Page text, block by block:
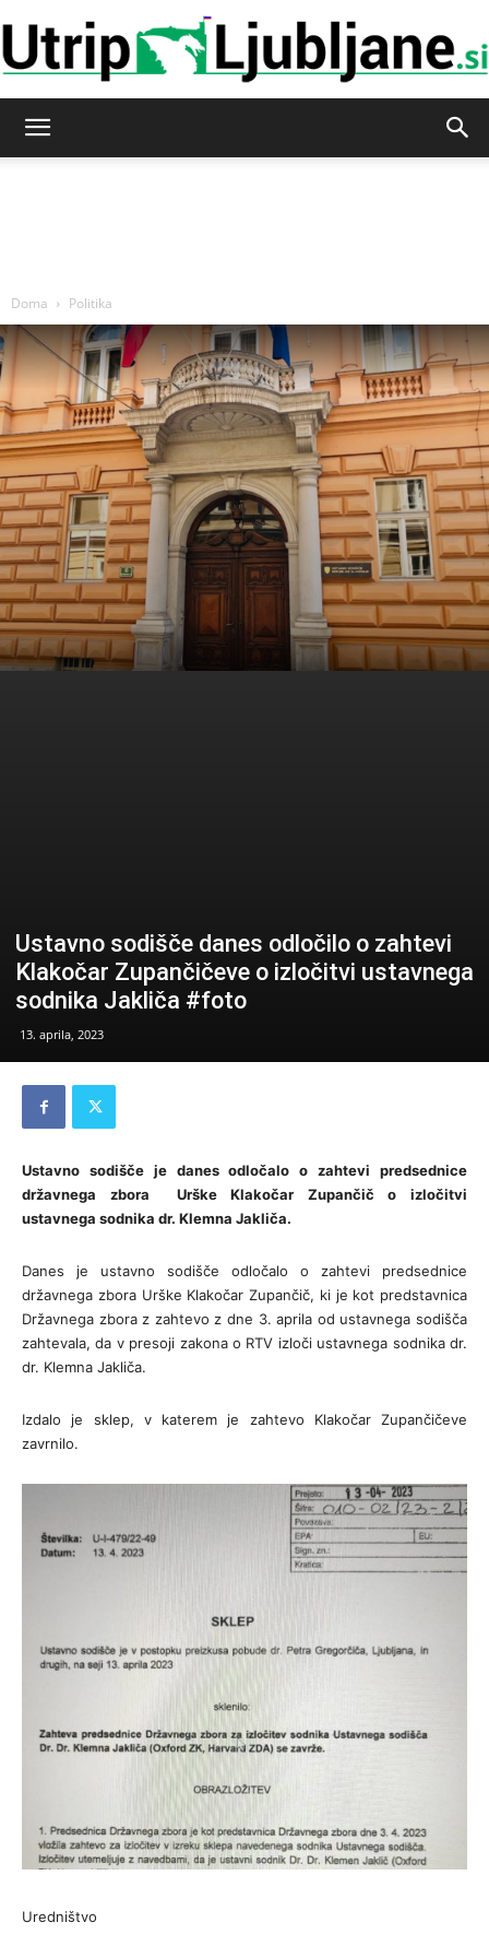
Doma Politika
Ustavno sodišče danes odločilo o zahtevi
Klakočar Zupančičeve o izločitvi ustavnega
sodnika Jakliča #foto
13. aprila, 2023
Ustavno sodišče je danes odločalo o zahtevi predsednice
državnega zbora Urške Klakočar Zupančič o izločitvi
ustavnega sodnika dr. Klemna Jakliča.
Danes je ustavno sodišče odločalo o zahtevi predsednice
državnega zbora Urške Klakočar Zupančič, ki je kot predstavnica
Državnega zbora z zahtevo z dne 3. aprila od ustavnega sodišča
zahtevala, da v presoji zakona o RTV izloči ustavnega sodnika dr.
dr. Klemna Jakliča.
Izdalo je sklep, v katerem je zahtevo Klakočar Zupančičeve
zavrnilo.
Uredništvo